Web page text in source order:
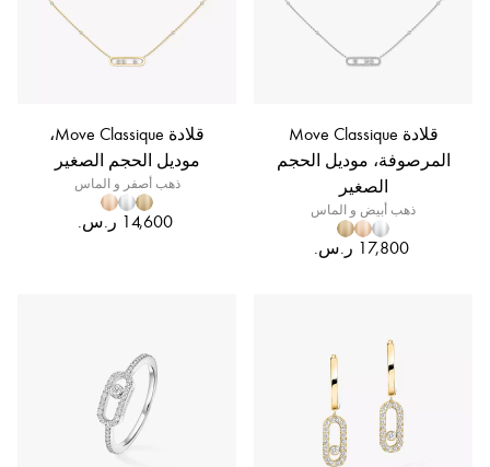
قلادة Move Classique
المرصوفة، موديل الحجم
الصغير
ذهب أبيض و الماس
‏17,800 ر.س.‏
قلادة Move Classique،
موديل الحجم الصغير
ذهب أصفر و الماس
‏14,600 ر.س.‏